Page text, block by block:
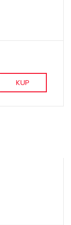
KUP